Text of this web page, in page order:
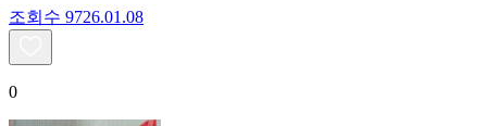
조회수 9726.01.08
0